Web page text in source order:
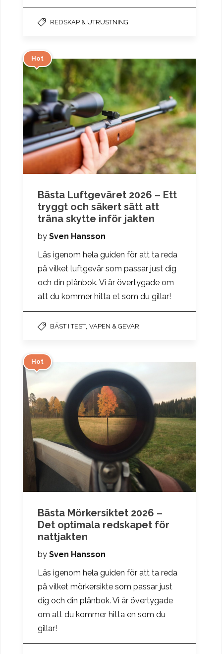
REDSKAP & UTRUSTNING
Hot
Bästa Luftgeväret 2026 – Ett
tryggt och säkert sätt att
träna skytte inför jakten
by Sven Hansson
Läs igenom hela guiden för att ta reda
på vilket luftgevär som passar just dig
och din plånbok. Vi är övertygade om
att du kommer hitta et som du gillar!
BÄST I TEST, VAPEN & GEVÄR
Hot
Bästa Mörkersiktet 2026 –
Det optimala redskapet för
nattjakten
by Sven Hansson
Läs igenom hela guiden för att ta reda
på vilket mörkersikte som passar just
dig och din plånbok. Vi är övertygade
om att du kommer hitta en som du
gillar!